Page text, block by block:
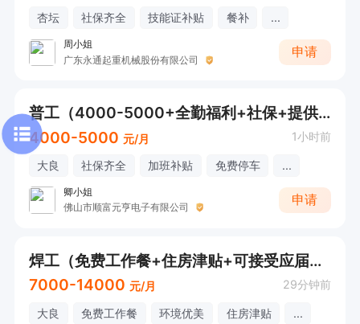
杏坛 社保齐全 技能证补贴 餐补 ...
周小姐
广东永通起重机械股份有限公司
申请
普工（4000-5000+全勤福利+社保+提供住宿）
4000-5000 元/月 1小时前
大良 社保齐全 加班补贴 免费停车 ...
卿小姐
佛山市顺富元亨电子有限公司
申请
焊工（免费工作餐+住房津贴+可接受应届生）
7000-14000 元/月 29分钟前
大良 免费工作餐 环境优美 住房津贴 ...